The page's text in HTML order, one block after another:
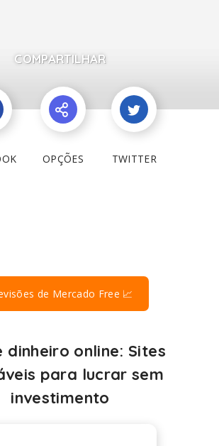
COMPARTILHAR
OPÇÕES TWITTER
de Mercado Free 📈
dinheiro online: Sites
para lucrar sem
investimento